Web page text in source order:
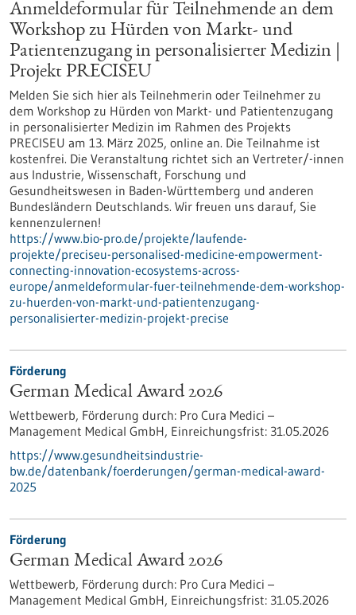
Anmeldeformular für Teilnehmende an dem
Workshop zu Hürden von Markt- und
Patientenzugang in personalisierter Medizin |
Projekt PRECISEU
Melden Sie sich hier als Teilnehmerin oder Teilnehmer zu
dem Workshop zu Hürden von Markt- und Patientenzugang
in personalisierter Medizin im Rahmen des Projekts
PRECISEU am 13. März 2025, online an. Die Teilnahme ist
kostenfrei. Die Veranstaltung richtet sich an Vertreter/-innen
aus Industrie, Wissenschaft, Forschung und
Gesundheitswesen in Baden-Württemberg und anderen
Bundesländern Deutschlands. Wir freuen uns darauf, Sie
kennenzulernen!
https://www.bio-pro.de/projekte/laufende-
projekte/preciseu-personalised-medicine-empowerment-
connecting-innovation-ecosystems-across-
europe/anmeldeformular-fuer-teilnehmende-dem-workshop-
zu-huerden-von-markt-und-patientenzugang-
personalisierter-medizin-projekt-precise
Förderung
German Medical Award 2026
Wettbewerb, Förderung durch: Pro Cura Medici –
Management Medical GmbH, Einreichungsfrist: 31.05.2026
https://www.gesundheitsindustrie-
bw.de/datenbank/foerderungen/german-medical-award-
2025
Förderung
German Medical Award 2026
Wettbewerb, Förderung durch: Pro Cura Medici –
Management Medical GmbH, Einreichungsfrist: 31.05.2026